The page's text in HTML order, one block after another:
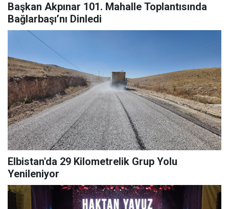
Başkan Akpınar 101. Mahalle Toplantısında
Bağlarbaşı’nı Dinledi
Elbistan'da 29 Kilometrelik Grup Yolu
Yenileniyor